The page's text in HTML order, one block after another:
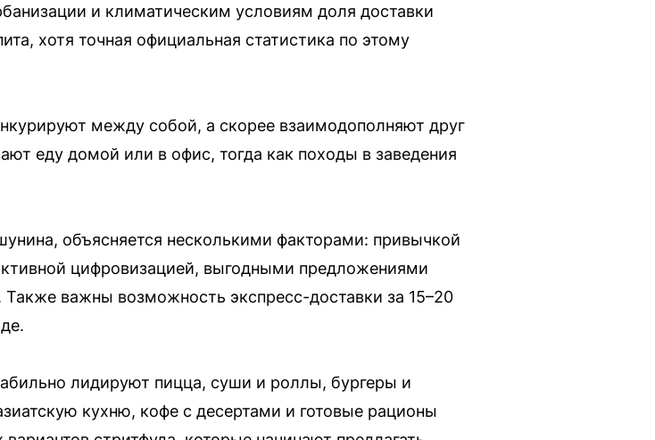
и климатическим условиям доля доставки
хотя точная официальная статистика по этому
между собой, а скорее взаимодополняют друг
еду домой или в офис, тогда как походы в заведения
объясняется несколькими факторами: привычкой
цифровизацией, выгодными предложениями
важны возможность экспресс-доставки за 15–20
лидируют пицца, суши и роллы, бургеры и
кухню, кофе с десертами и готовые рационы